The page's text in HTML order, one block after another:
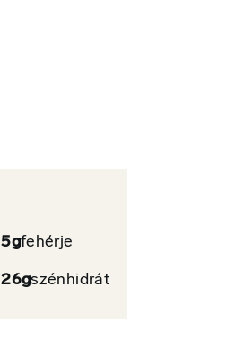
5gfehérje
26gszénhidrát